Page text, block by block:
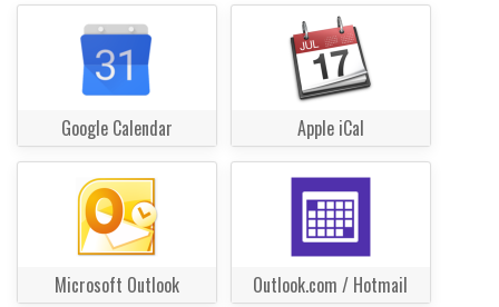
Google Calendar Apple iCal
Microsoft Outlook Outlook.com / Hotmail